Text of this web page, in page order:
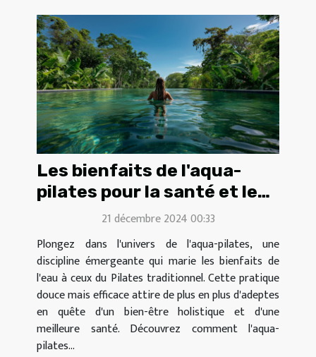
Les bienfaits de l'aqua-
pilates pour la santé et le
bien-être21 décembre 2024 00:33
Plongez dans l'univers de l'aqua-pilates, une
discipline émergeante qui marie les bienfaits de
l'eau à ceux du Pilates traditionnel. Cette pratique
douce mais efficace attire de plus en plus d'adeptes
en quête d'un bien-être holistique et d'une
meilleure santé. Découvrez comment l'aqua-
pilates...